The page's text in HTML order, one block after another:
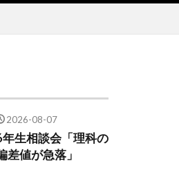
2026-08-07
年生相談会「理科の
差値が急落」